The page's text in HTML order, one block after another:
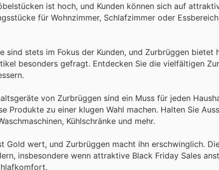
ist hoch, und Kunden können sich auf
für Wohnzimmer, Schlafzimmer oder
sind stets im Fokus der Kunden, und Zurbrüggen bietet
besonders gefragt. Entdecken Sie die vielfältigen
von Zurbrüggen sind ein Muss für jeden
Produkte zu einer klugen Wahl machen. Halten Sie
Kühlschränke und mehr.
Gold wert, und Zurbrüggen macht ihn erschwinglich.
insbesondere wenn attraktive Black Friday Sales